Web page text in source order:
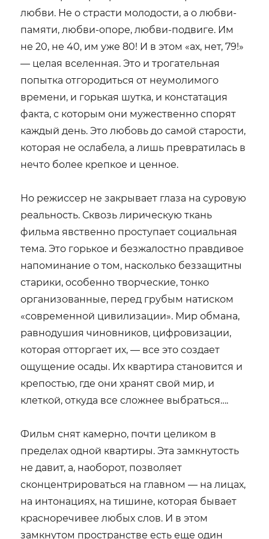
любви. Не о страсти молодости, а о любви-
памяти, любви-опоре, любви-подвиге. Им
не 20, не 40, им уже 80! И в этом «ах, нет, 79!»
— целая вселенная. Это и трогательная
попытка отгородиться от неумолимого
времени, и горькая шутка, и констатация
факта, с которым они мужественно спорят
каждый день. Это любовь до самой старости,
которая не ослабела, а лишь превратилась в
нечто более крепкое и ценное.
Но режиссер не закрывает глаза на суровую
реальность. Сквозь лирическую ткань
фильма явственно проступает социальная
тема. Это горькое и безжалостно правдивое
напоминание о том, насколько беззащитны
старики, особенно творческие, тонко
организованные, перед грубым натиском
«современной цивилизации». Мир обмана,
равнодушия чиновников, цифровизации,
которая отторгает их, — все это создает
ощущение осады. Их квартира становится и
крепостью, где они хранят свой мир, и
клеткой, откуда все сложнее выбраться….
Фильм снят камерно, почти целиком в
пределах одной квартиры. Эта замкнутость
не давит, а, наоборот, позволяет
сконцентрироваться на главном — на лицах,
на интонациях, на тишине, которая бывает
красноречивее любых слов. И в этом
замкнутом пространстве есть еще один